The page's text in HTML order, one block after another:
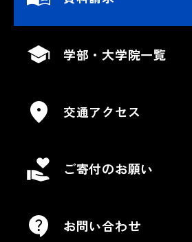
学部・大学院一覧
交通アクセス
ご寄付のお願い
お問い合わせ